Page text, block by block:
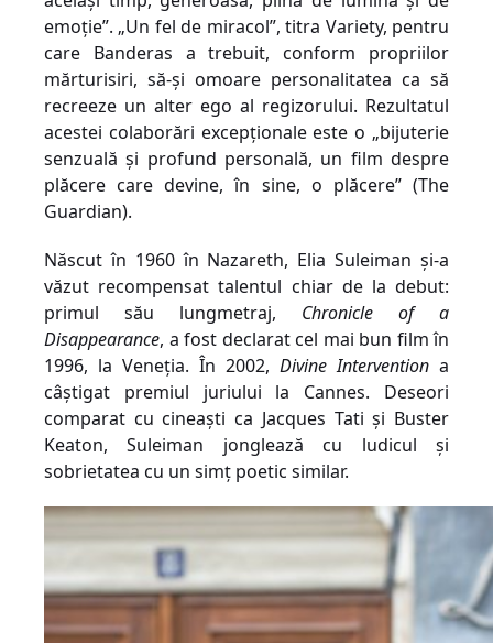
emoție”. „Un fel de miracol”, titra Variety, pentru
care Banderas a trebuit, conform propriilor
mărturisiri, să-și omoare personalitatea ca să
recreeze un alter ego al regizorului. Rezultatul
acestei colaborări excepționale este o „bijuterie
senzuală și profund personală, un film despre
plăcere care devine, în sine, o plăcere” (The
Guardian).
Născut în 1960 în Nazareth, Elia Suleiman și-a
văzut recompensat talentul chiar de la debut:
primul său lungmetraj, Chronicle of a
Disappearance, a fost declarat cel mai bun film în
1996, la Veneția. În 2002, Divine Intervention a
câștigat premiul juriului la Cannes. Deseori
comparat cu cineaști ca Jacques Tati și Buster
Keaton, Suleiman jonglează cu ludicul și
sobrietatea cu un simț poetic similar.